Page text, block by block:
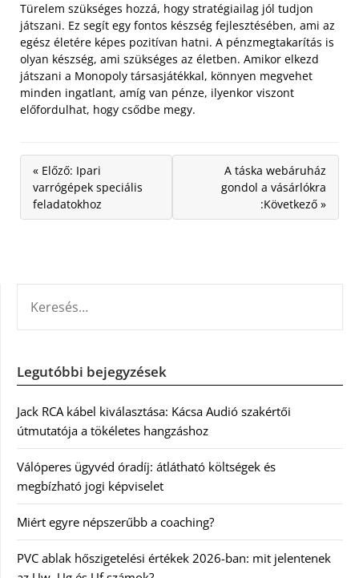
Türelem szükséges hozzá, hogy stratégiailag jól tudjon
játszani. Ez segít egy fontos készség fejlesztésében, ami az
egész életére képes pozitívan hatni. A pénzmegtakarítás is
olyan készség, ami szükséges az életben. Amikor elkezd
játszani a Monopoly társasjátékkal, könnyen megvehet
minden ingatlant, amíg van pénze, ilyenkor viszont
előfordulhat, hogy csődbe megy.
« Előző: Ipari
varrógépek speciális
feladatokhoz
A táska webáruház
gondol a vásárlókra
:Következő »
Legutóbbi bejegyzések
Jack RCA kábel kiválasztása: Kácsa Audió szakértői
útmutatója a tökéletes hangzáshoz
Válóperes ügyvéd óradíj: átlátható költségek és
megbízható jogi képviselet
Miért egyre népszerűbb a coaching?
PVC ablak hőszigetelési értékek 2026-ban: mit jelentenek